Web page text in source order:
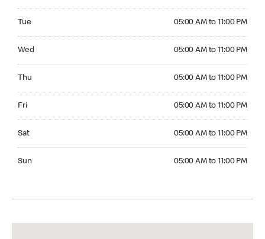
Tue 05:00 AM to 11:00 PM
Wed 05:00 AM to 11:00 PM
Thu 05:00 AM to 11:00 PM
Fri 05:00 AM to 11:00 PM
Sat 05:00 AM to 11:00 PM
Sun 05:00 AM to 11:00 PM